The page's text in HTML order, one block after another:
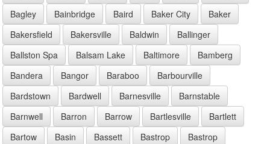
Bagley
Bainbridge Baird Baker City
Baker
Bakersfield
Bakersville Baldwin
Ballinger
Ballston Spa
Balsam Lake Baltimore
Bamberg
Bandera
Bangor Baraboo
Barbourville
Bardstown
Bardwell Barnesville
Barnstable
Barnwell
Barron Barrow Bartlesville
Bartlett
Bartow
Basin Bassett Bastrop
Bastrop